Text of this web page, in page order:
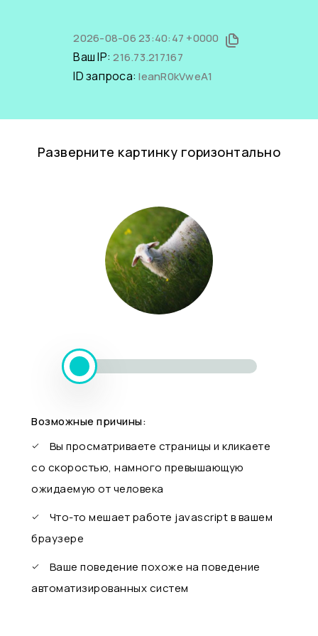
2026-08-06 23:40:47 +0000
Ваш IP:216.73.217.167
ID запроса:leanR0kVweA1
Разверните картинку горизонтально
Возможные причины:
Вы просматриваете страницы и кликаете
со скоростью, намного превышающую
ожидаемую от человека
Что-то мешает работе javascript в вашем
браузере
Ваше поведение похоже на поведение
автоматизированных систем